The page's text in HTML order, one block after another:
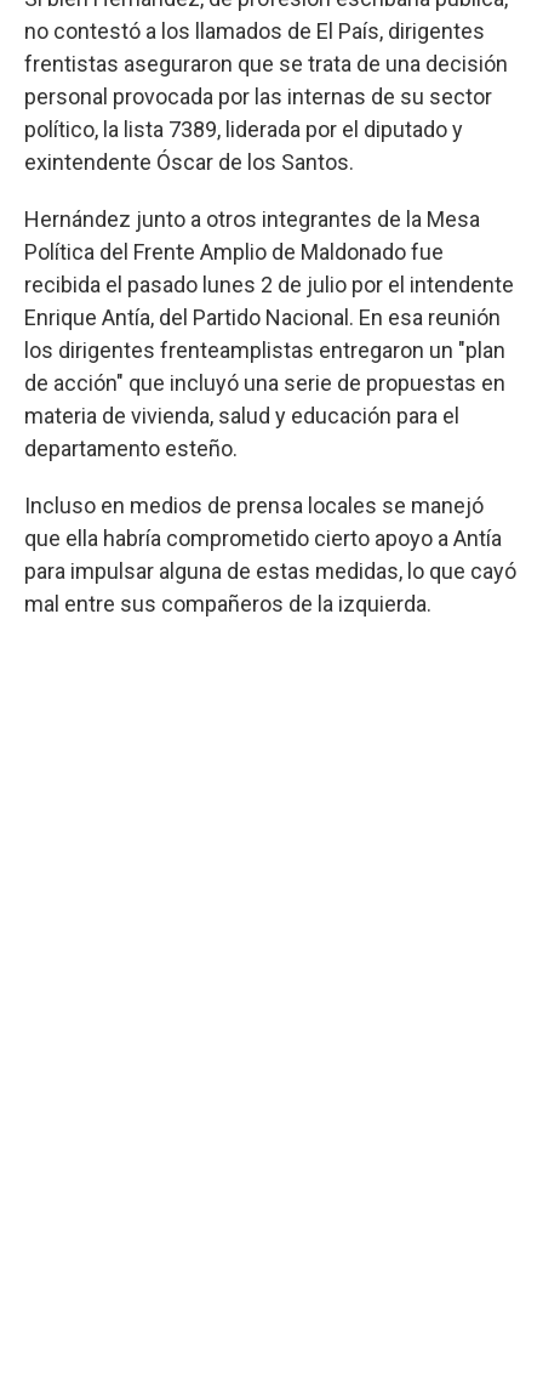
no contestó a los llamados de El País, dirigentes
frentistas aseguraron que se trata de una decisión
personal provocada por las internas de su sector
político, la lista 7389, liderada por el diputado y
exintendente Óscar de los Santos.
Hernández junto a otros integrantes de la Mesa
Política del Frente Amplio de Maldonado fue
recibida el pasado lunes 2 de julio por el intendente
Enrique Antía, del Partido Nacional. En esa reunión
los dirigentes frenteamplistas entregaron un "plan
de acción" que incluyó una serie de propuestas en
materia de vivienda, salud y educación para el
departamento esteño.
Incluso en medios de prensa locales se manejó
que ella habría comprometido cierto apoyo a Antía
para impulsar alguna de estas medidas, lo que cayó
mal entre sus compañeros de la izquierda.